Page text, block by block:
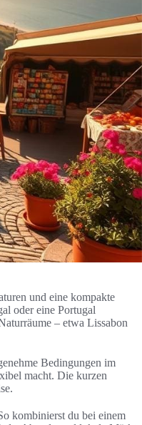
und eine kompakte
oder eine Portugal
– etwa Lissabon
Bedingungen im
macht. Die kurzen
kombinierst du bei einem